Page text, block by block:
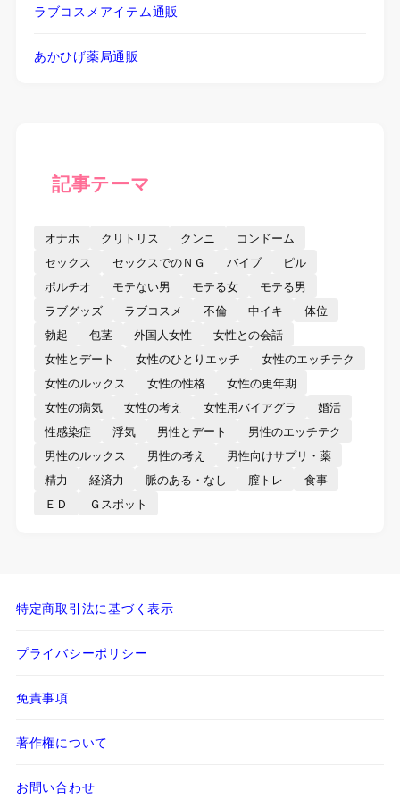
ラブコスメアイテム通販
あかひげ薬局通販
記事テーマ
オナホ クリトリス クンニ
コンドーム
セックス
セックスでのＮＧ バイブ
ピル
ポルチオ
モテない男 モテる女
モテる男
ラブグッズ
ラブコスメ 不倫 中イキ
体位
勃起
包茎 外国人女性
女性との会話
女性とデート
女性のひとりエッチ
女性のエッチテク
女性のルックス
女性の性格
女性の更年期
女性の病気
女性の考え 女性用バイアグラ
婚活
性感染症
浮気 男性とデート
男性のエッチテク
男性のルックス
男性の考え
男性向けサプリ・薬
精力
経済力 脈のある・なし 膣トレ
食事
ＥＤ
Ｇスポット
特定商取引法に基づく表示
プライバシーポリシー
免責事項
著作権について
お問い合わせ